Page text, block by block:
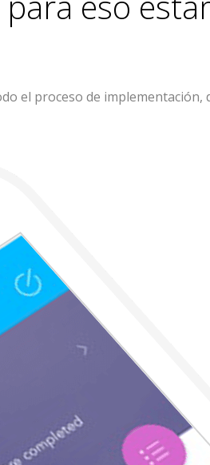
el proceso de implementación,